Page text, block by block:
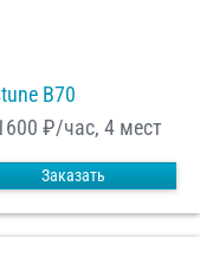
B70
₽/час, 4 мест
Заказать